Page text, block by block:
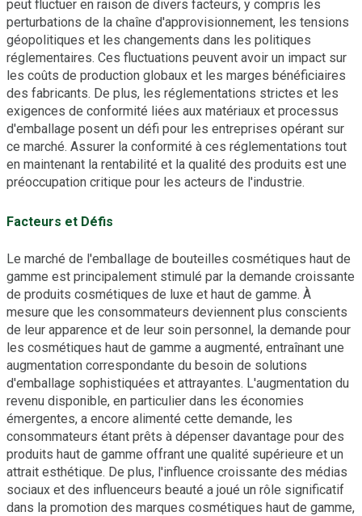
peut fluctuer en raison de divers facteurs, y compris les
perturbations de la chaîne d'approvisionnement, les tensions
géopolitiques et les changements dans les politiques
réglementaires. Ces fluctuations peuvent avoir un impact sur
les coûts de production globaux et les marges bénéficiaires
des fabricants. De plus, les réglementations strictes et les
exigences de conformité liées aux matériaux et processus
d'emballage posent un défi pour les entreprises opérant sur
ce marché. Assurer la conformité à ces réglementations tout
en maintenant la rentabilité et la qualité des produits est une
préoccupation critique pour les acteurs de l'industrie.
Facteurs et Défis
Le marché de l'emballage de bouteilles cosmétiques haut de
gamme est principalement stimulé par la demande croissante
de produits cosmétiques de luxe et haut de gamme. À
mesure que les consommateurs deviennent plus conscients
de leur apparence et de leur soin personnel, la demande pour
les cosmétiques haut de gamme a augmenté, entraînant une
augmentation correspondante du besoin de solutions
d'emballage sophistiquées et attrayantes. L'augmentation du
revenu disponible, en particulier dans les économies
émergentes, a encore alimenté cette demande, les
consommateurs étant prêts à dépenser davantage pour des
produits haut de gamme offrant une qualité supérieure et un
attrait esthétique. De plus, l'influence croissante des médias
sociaux et des influenceurs beauté a joué un rôle significatif
dans la promotion des marques cosmétiques haut de gamme,